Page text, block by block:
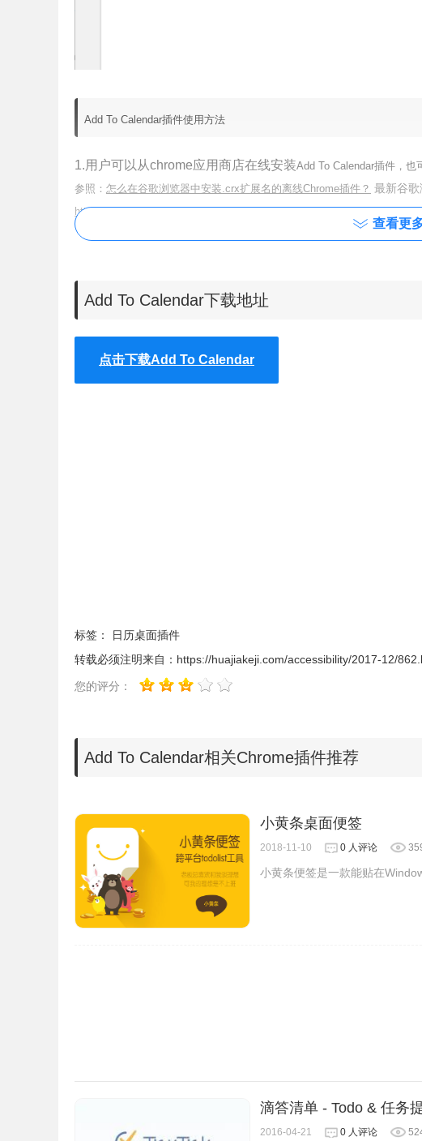
Add To Calendar插件使用方法
1.用户可以从chrome应用商店在线安装Add To Calendar插件，也
参照： 怎么在谷歌浏览器中安装.crx扩展名的离线Chrome插件？ 最新谷歌
https://huajiakeji.com/chrome/2014-09/177.html。
查看更
Add To Calendar下载地址
点击下载Add To Calendar
标签：
日历桌面插件
转载必须注明来自： https://huajiakeji.com/accessibility/2017-12/
您的评分：
Add To Calendar相关Chrome插件推荐
小黄条桌面便签
2018-11-10 0 人评论
小黄条便签是一款能贴在
滴答清单 - Todo & 任务
2016-04-21 0 人评论